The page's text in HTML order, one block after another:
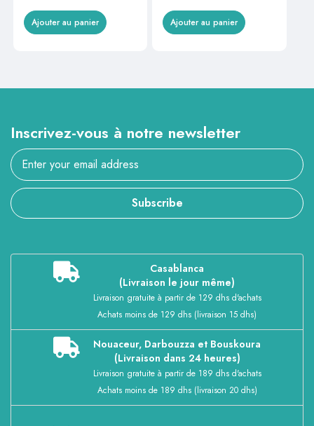
Ajouter au panier Ajouter au panier
Inscrivez-vous à notre newsletter
Subscribe
Casablanca
(Livraison le jour même)
Livraison gratuite à partir de 129 dhs d'achats
Achats moins de 129 dhs (livraison 15 dhs)
Nouaceur, Darbouzza et Bouskoura
(Livraison dans 24 heures)
Livraison gratuite à partir de 189 dhs d'achats
Achats moins de 189 dhs (livraison 20 dhs)